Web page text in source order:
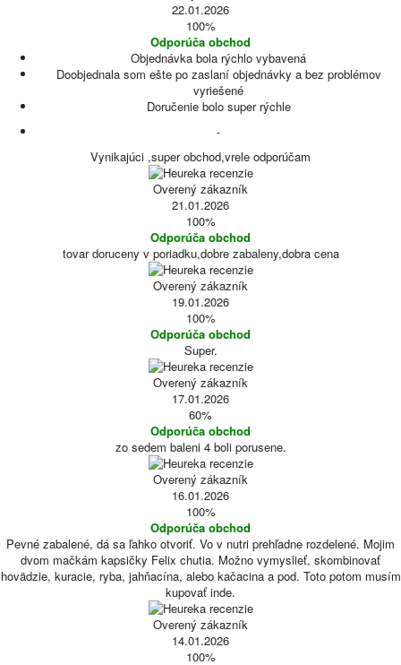
22.01.2026
100%
Odporúča obchod
Objednávka bola rýchlo vybavená
Doobjednala som ešte po zaslaní objednávky a bez problémov
vyriešené
Doručenie bolo super rýchle
-
Vynikajúci ,super obchod,vrele odporúčam
Overený zákazník
21.01.2026
100%
Odporúča obchod
tovar doruceny v poriadku,dobre zabaleny,dobra cena
Overený zákazník
19.01.2026
100%
Odporúča obchod
Super.
Overený zákazník
17.01.2026
60%
Odporúča obchod
zo sedem baleni 4 boli porusene.
Overený zákazník
16.01.2026
100%
Odporúča obchod
Pevné zabalené, dá sa ľahko otvoriť. Vo v nutri prehľadne rozdelené. Mojim
dvom mačkám kapsičky Felix chutia. Možno vymyslieť, skombinovať
hovädzie, kuracie, ryba, jahňacína, alebo kačacina a pod. Toto potom musím
kupovať inde.
Overený zákazník
14.01.2026
100%